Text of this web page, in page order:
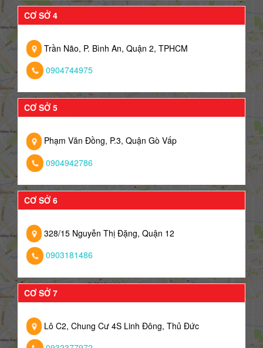
CƠ SỞ 4
Trần Não, P. Bình An, Quận 2, TPHCM
0904744975
CƠ SỞ 5
Phạm Văn Đồng, P.3, Quận Gò Vấp
0904942786
CƠ SỞ 6
328/15 Nguyễn Thị Đặng, Quận 12
0903181486
CƠ SỞ 7
Lô C2, Chung Cư 4S Linh Đông, Thủ Đức